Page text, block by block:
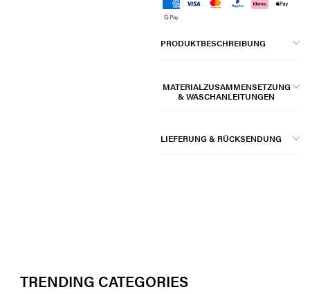
PRODUKTBESCHREIBUNG
MATERIALZUSAMMENSETZUNG
& WASCHANLEITUNGEN
LIEFERUNG & RÜCKSENDUNG
TRENDING CATEGORIES